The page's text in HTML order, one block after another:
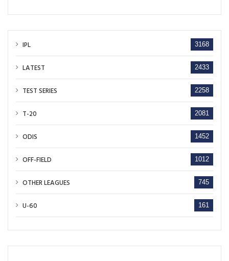
IPL 3168
LATEST 2433
TEST SERIES 2258
T-20 2081
ODIS 1452
OFF-FIELD 1012
OTHER LEAGUES 745
U-60 161